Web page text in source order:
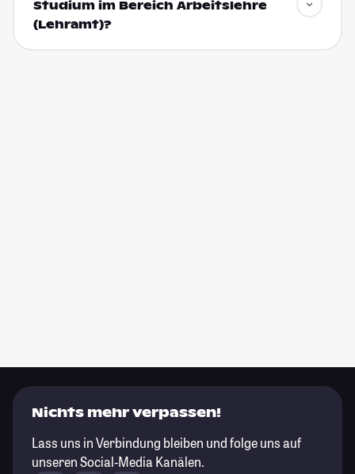
Studium im Bereich Arbeitslehre
(Lehramt)?
Nichts mehr verpassen!
Lass uns in Verbindung bleiben und folge uns auf
unseren Social-Media Kanälen.